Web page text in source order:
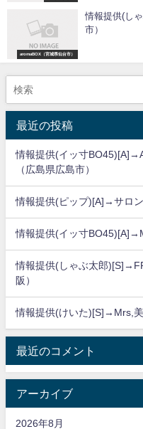
aromaBOX（宮城県仙台市）
情報提供(し
市）
最近の投稿
情報提供(イッ寸
（広島県広島市）
情報提供(ピップ)[A]→サロ
情報提供(イッ寸
情報提供(しゃぶ太郎
阪）
情報提供(けいた)[S]→Mrs,美
最近のコメント
アーカイブ
2026年8月